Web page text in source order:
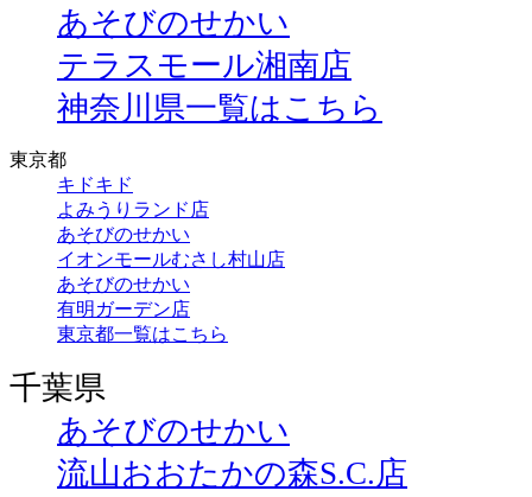
あそびのせかい
テラスモール湘南店
神奈川県一覧はこちら
東京都
キドキド
よみうりランド店
あそびのせかい
イオンモールむさし村山店
あそびのせかい
有明ガーデン店
東京都一覧はこちら
千葉県
あそびのせかい
流山おおたかの森S.C.店